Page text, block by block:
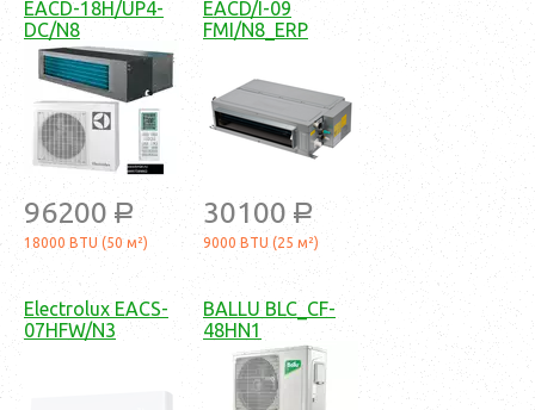
EACD-18H/UP4-
DC/N8
96200 a
18000 BTU (50 м²)
EACD/I-09
FMI/N8_ERP
30100 a
9000 BTU (25 м²)
Electrolux EACS-
07HFW/N3
BALLU BLC_CF-
48HN1